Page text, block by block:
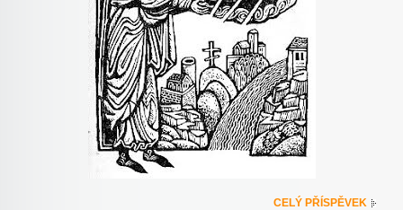
CELÝ PŘÍSPĚVEK